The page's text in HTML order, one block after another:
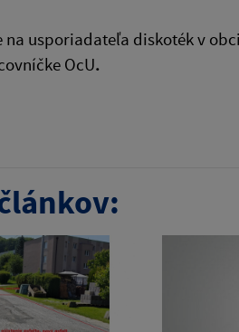
na usporiadateľa diskoték v
OcU.